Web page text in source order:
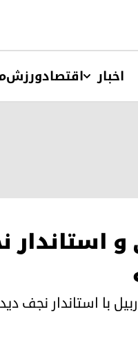
اخبار اقتصادورزش
و
با استاندار نجف